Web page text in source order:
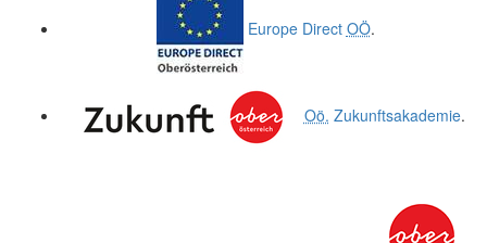
Europe Direct OÖ.
Oö. Zukunftsakademie.